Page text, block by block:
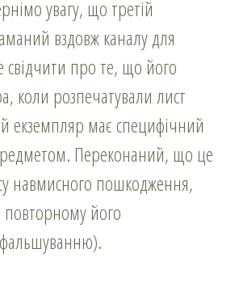
увагу, що третій
вздовж каналу для
про те, що його
коли розпечатували лист
екземпляр має специфічний
Переконаний, що це
навмисного пошкодження,
повторному його